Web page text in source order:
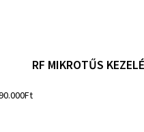
RF MIKROTŰS
Ft